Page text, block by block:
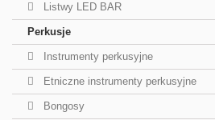
Listwy LED BAR
Perkusje
Instrumenty perkusyjne
Etniczne instrumenty perkusyjne
Bongosy